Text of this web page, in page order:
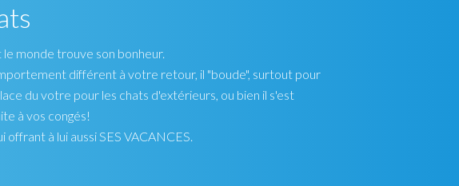
monde trouve son bonheur.
différent à votre retour, il "boude", surtout pour
du votre pour les chats d'extérieurs, ou bien il s'est
à vos congés!
à lui aussi SES VACANCES.